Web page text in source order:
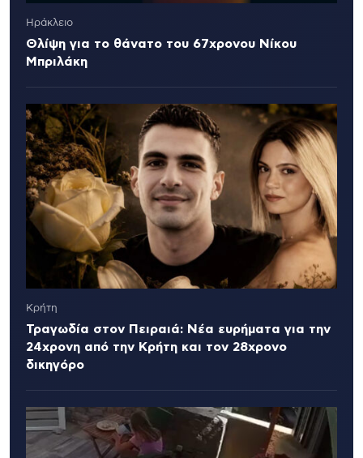
Ηράκλειο
Θλίψη για το θάνατο του 67χρονου Νίκου
Μπριλάκη
Κρήτη
Τραγωδία στον Πειραιά: Νέα ευρήματα για την
24χρονη από την Κρήτη και τον 28χρονο
δικηγόρο